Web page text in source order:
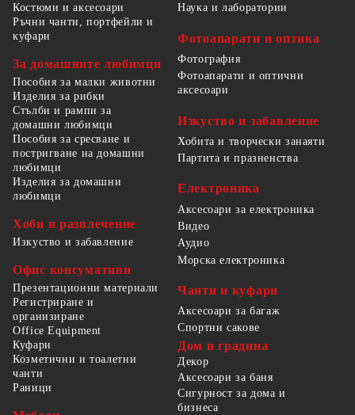
Костюми и аксесоари
Ръчни чанти, портфейли и
куфари
За домашните любимци
Пособия за малки животни
Изделия за рибки
Стълби и рампи за
домашни любимци
Пособия за сресване и
постригване на домашни
любимци
Изделия за домашни
любимци
Хоби и развлечение
Изкуство и забавление
Офис консумативи
Презентационни материали
Регистриране и
организиране
Office Equipment
Наука и лаборатории
Фотоапарати и оптика
Фотография
Фотоапарати и оптични
аксесоари
Изкуство и забавление
Хобита и творчески занаяти
Партита и празненства
Електроника
Аксесоари за електроника
Видео
Аудио
Морска електроника
Чанти и куфари
Аксесоари за багаж
Спортни сакове
Куфари
Козметични и тоалетни
чанти
Раници
Дом и градина
Декор
Аксесоари за баня
Сигурност за дома и
бизнеса